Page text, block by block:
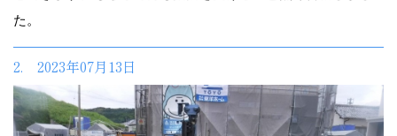
た。
2. 2023年07月13日